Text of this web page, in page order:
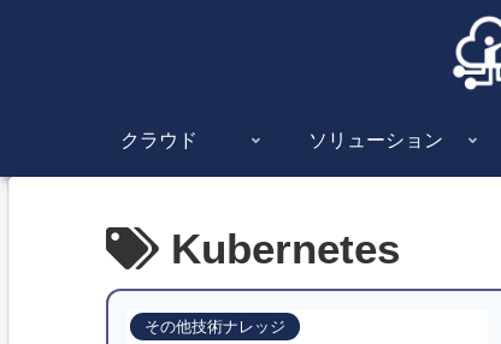
クラウド ソリューション
Kubernetes
その他技術ナレッジ